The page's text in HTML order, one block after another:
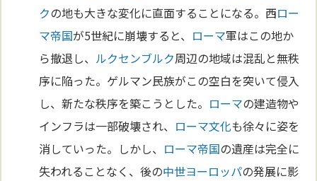
クの地も大きな変化に直面することになる。西ロー
マ帝国が5世紀に崩壊すると、 ローマ軍はこの地か
ら撤退し、 ルクセンブルク周辺の地域は混乱と無秩
序に陥った。ゲルマン民族がこの空白を突いて侵入
し、新たな秩序を築こうとした。 ローマの建造物や
インフラは一部破壊され、 ローマ文化も徐々に姿を
消していった。しかし、 ローマ帝国の遺産は完全に
失われることなく、後の中世ヨーロッパの発展に影